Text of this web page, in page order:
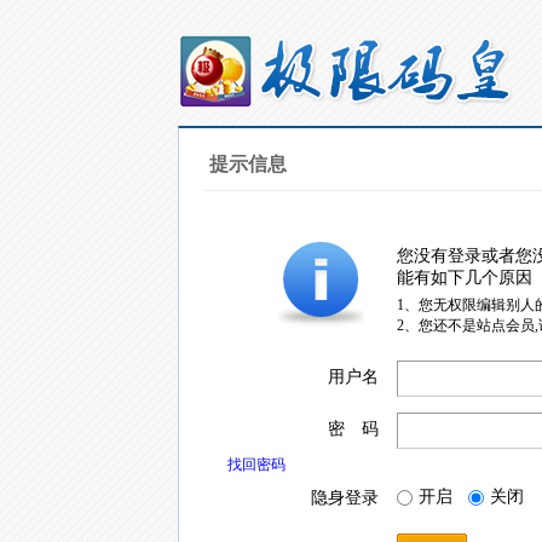
提示信息
您没有登录或者您
能有如下几个原因
1、您无权限编辑别人
2、您还不是站点会员
用户名
密 码
找回密码
隐身登录 开启 关闭